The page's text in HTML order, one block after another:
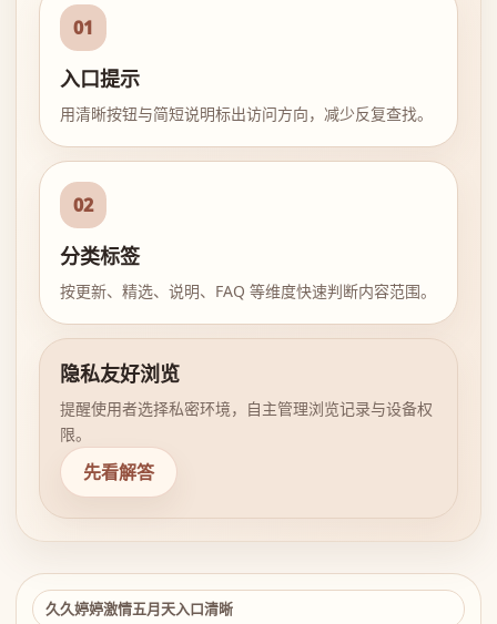
01
入口提示
用清晰按钮与简短说明标出访问方向，减少反复查找。
02
分类标签
按更新、精选、说明、FAQ 等维度快速判断内容范围。
隐私友好浏览
提醒使用者选择私密环境，自主管理浏览记录与设备权
限。
先看解答
久久婷婷激情五月天入口清晰